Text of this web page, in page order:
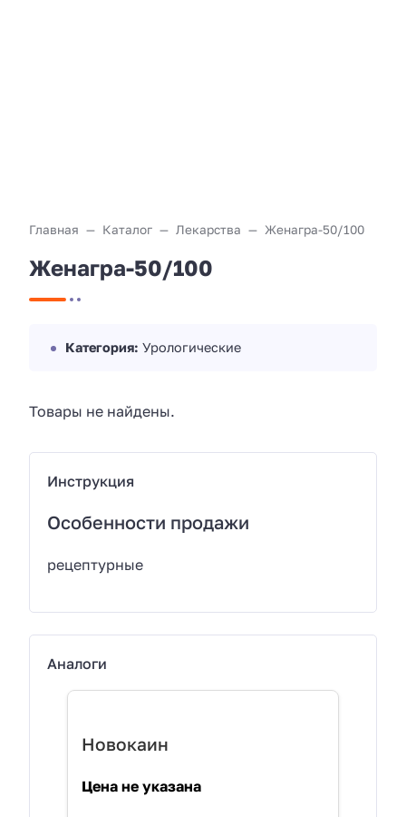
Главная Каталог Лекарства Женагра-50/100
Женагра-50/100
Категория: Урологические
Товары не найдены.
Инструкция
Особенности продажи
рецептурные
Аналоги
Новокаин
Цена не указана